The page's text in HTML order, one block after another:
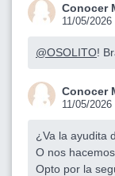
Conocer
11/05/2026
@OSOLITO!
Conocer
11/05/2026
¿Va la ayudita
O nos
Opto por la